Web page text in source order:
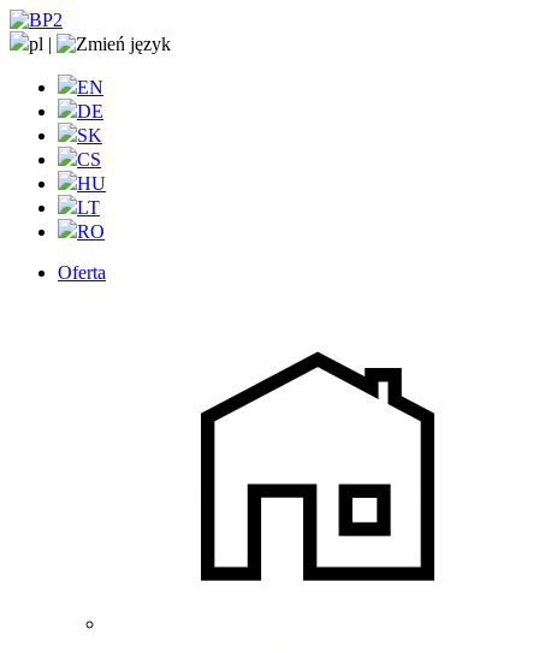
pl |
EN
DE
SK
CS
HU
LT
RO
Oferta